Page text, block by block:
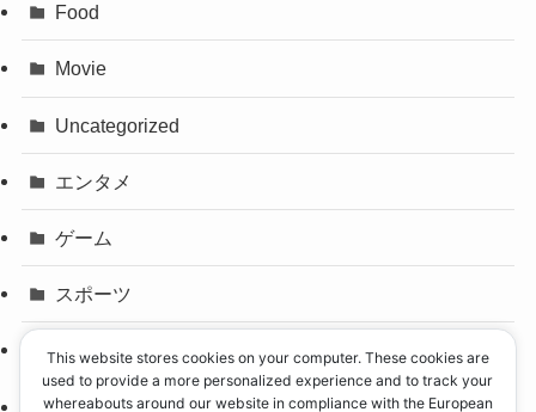
Food
Movie
Uncategorized
エンタメ
ゲーム
スポーツ
パリオリンピック
事件
This website stores cookies on your computer. These cookies are
used to provide a more personalized experience and to track your
whereabouts around our website in compliance with the European